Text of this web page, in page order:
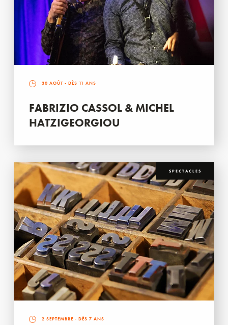
30 AOÛT - DÈS 11 ANS
FABRIZIO CASSOL & MICHEL
HATZIGEORGIOU
SPECTACLES
2 SEPTEMBRE - DÈS 7 ANS